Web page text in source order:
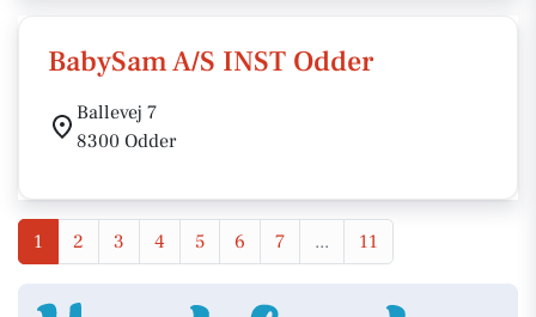
BabySam A/S INST Odder
Ballevej 7
8300 Odder
1 2 3 4 5 6 7 ... 11